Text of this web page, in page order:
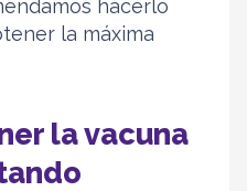
hacerlo
la máxima
la vacuna